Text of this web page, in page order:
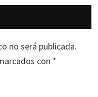
no será publicada.
con *